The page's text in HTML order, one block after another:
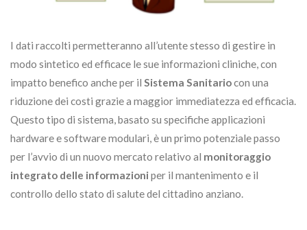
I dati raccolti permetteranno all’utente stesso di gestire in
modo sintetico ed efficace le sue informazioni cliniche,con
impatto benefico anche per il Sistema Sanitariocon una
riduzione dei costi grazie a maggior immediatezza ed efficacia.
Questo tipo di sistema, basato su specifiche applicazioni
hardware e software modulari, è un primo potenziale passo
per l’avvio di un nuovo mercato relativo al monitoraggio
integrato delle informazioni per il mantenimento e il
controllo dello stato di salute del cittadino anziano.